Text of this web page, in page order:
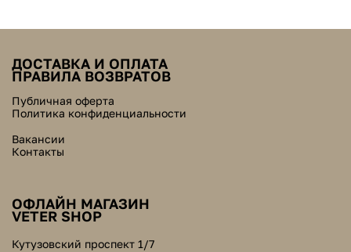
ДОСТАВКА И ОПЛАТА
ПРАВИЛА ВОЗВРАТОВ
Публичная оферта
Политика конфиденциальности
Вакансии
Контакты
ОФЛАЙН МАГАЗИН
VETER SHOP
Кутузовский проспект 1/7